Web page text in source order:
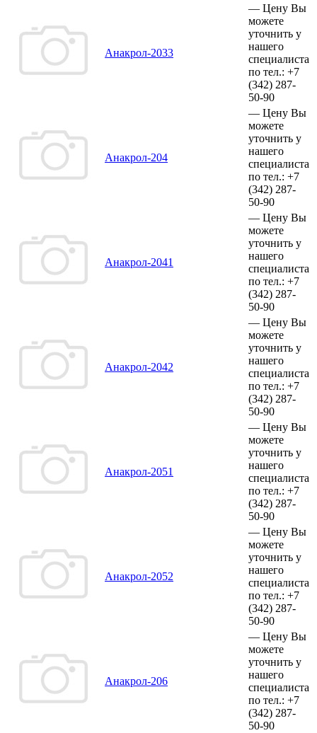
Анакрол-2033
— Цену Вы
можете
уточнить у
нашего
специалиста
по тел.: +7
(342) 287-
50-90
Анакрол-204
— Цену Вы
можете
уточнить у
нашего
специалиста
по тел.: +7
(342) 287-
50-90
Анакрол-2041
— Цену Вы
можете
уточнить у
нашего
специалиста
по тел.: +7
(342) 287-
50-90
Анакрол-2042
— Цену Вы
можете
уточнить у
нашего
специалиста
по тел.: +7
(342) 287-
50-90
Анакрол-2051
— Цену Вы
можете
уточнить у
нашего
специалиста
по тел.: +7
(342) 287-
50-90
Анакрол-2052
— Цену Вы
можете
уточнить у
нашего
специалиста
по тел.: +7
(342) 287-
50-90
Анакрол-206
— Цену Вы
можете
уточнить у
нашего
специалиста
по тел.: +7
(342) 287-
50-90